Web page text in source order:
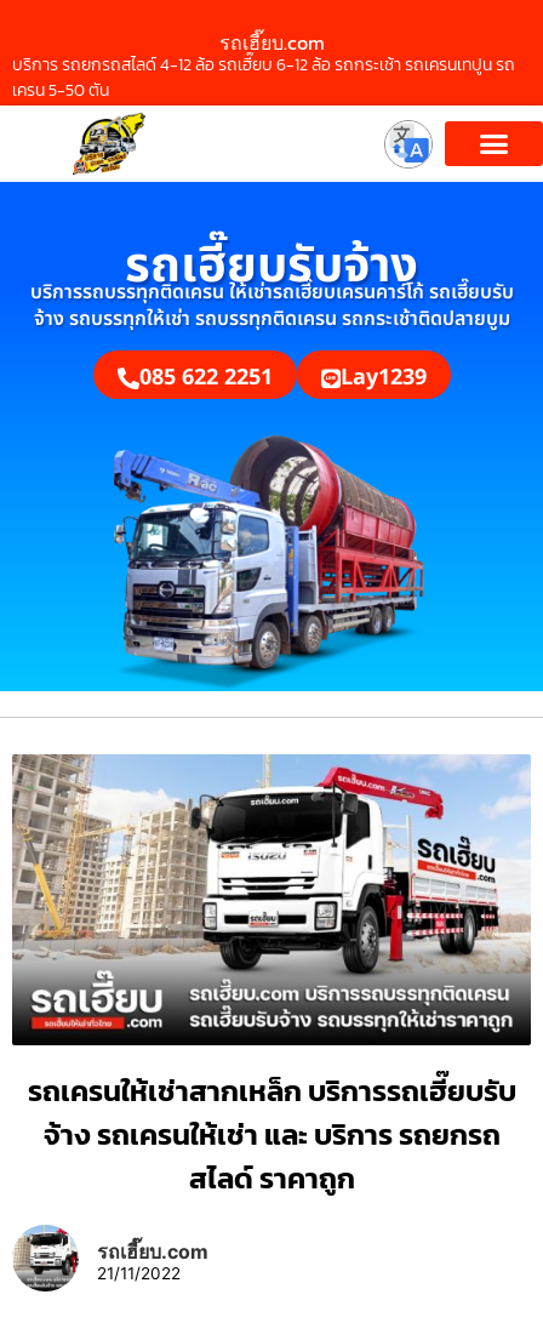
รถเฮี๊ยบ.com
บริการ รถยกรถสไลด์ 4-12 ล้อ รถเฮี๊ยบ 6-12 ล้อ รถกระเช้า รถเครนเทปูน รถ
เครน 5-50 ตัน
รถเฮี๊ยบรับจ้าง
บริการรถบรรทุกติดเครน ให้เช่ารถเฮี๊ยบเครนคาร์โก้ รถเฮี๊ยบรับ
จ้าง รถบรรทุกให้เช่า รถบรรทุกติดเครน รถกระเช้าติดปลายบูม
085 622 2251 Lay1239
รถเครนให้เช่าสากเหล็ก บริการรถเฮี๊ยบรับ
จ้าง รถเครนให้เช่า และ บริการ รถยกรถ
สไลด์ ราคาถูก
รถเฮี๊ยบ.com
21/11/2022